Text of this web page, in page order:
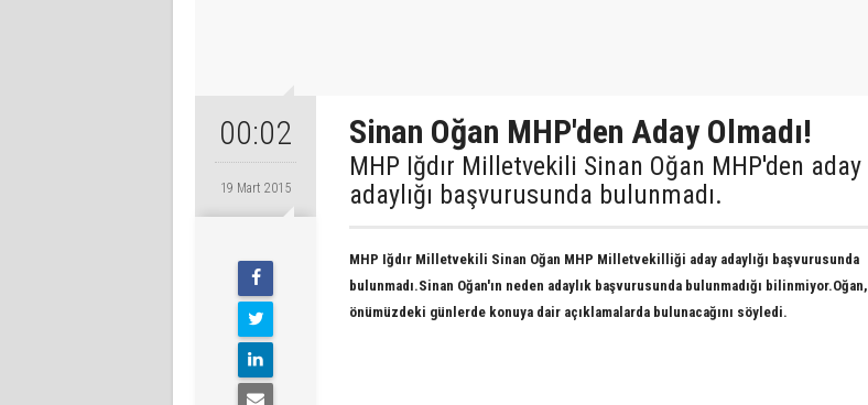
00:02
19 Mart 2015
Sinan Oğan MHP'den Aday Olmadı!
MHP Iğdır Milletvekili Sinan Oğan MHP'den aday
adaylığı başvurusunda bulunmadı.
MHP Iğdır Milletvekili Sinan Oğan MHP Milletvekilliği aday adaylığı başvurusunda
bulunmadı.Sinan Oğan'ın neden adaylık başvurusunda bulunmadığı bilinmiyor.Oğan,
önümüzdeki günlerde konuya dair açıklamalarda bulunacağını söyledi.